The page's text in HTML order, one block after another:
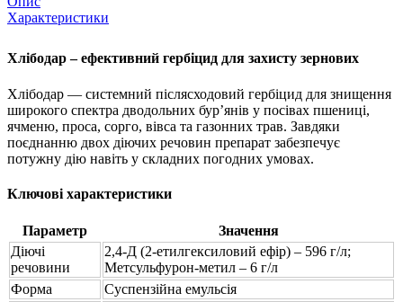
Характеристики
Хлібодар – ефективний гербіцид для захисту зернових
Хлібодар — системний післясходовий гербіцид для знищення
широкого спектра дводольних бур’янів у посівах пшениці,
ячменю, проса, сорго, вівса та газонних трав. Завдяки
поєднанню двох діючих речовин препарат забезпечує
потужну дію навіть у складних погодних умовах.
Ключові характеристики
Параметр
Значення
Діючі
речовини
2,4-Д (2-етилгексиловий ефір) – 596 г/л;
Метсульфурон-метил – 6 г/л
Форма
Суспензійна емульсія